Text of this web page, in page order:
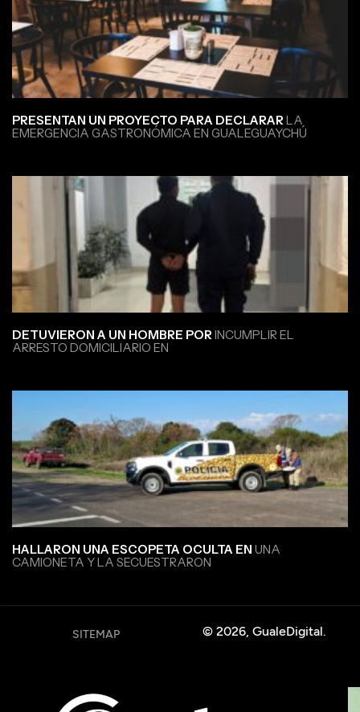
PRESENTAN UN PROYECTO PARA DECLARAR LA
EMERGENCIA GASTRONÓMICA EN GUALEGUAYCHÚ
DETUVIERON A UN HOMBRE POR INCUMPLIR EL
ARRESTO DOMICILIARIO EN
HALLARON UNA ESCOPETA OCULTA EN UNA
CAMIONETA Y LA SECUESTRARON
© 2026, GualeDigital.
SITEMAP